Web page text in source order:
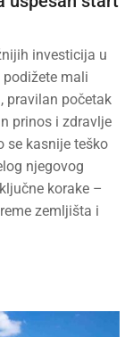
investicija u
mali
pravilan početak
prinos i zdravlje
se kasnije teško
njegovog
korake –
zemljišta i